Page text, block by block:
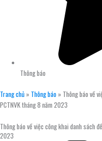
Thông báo
Trang chủ » Thông báo » Thông báo về
PCTNVK tháng 8 năm 2023
Thông báo về việc công khai danh sách
2023